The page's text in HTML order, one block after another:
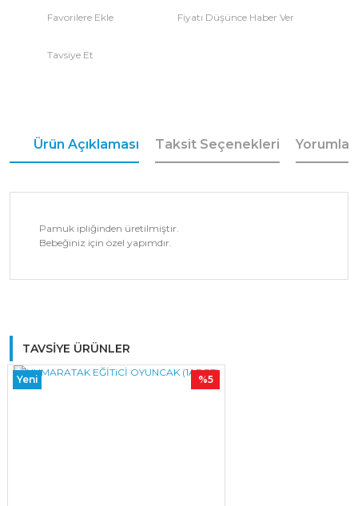
Fiyatı Düşünce Haber Ver
Tavsiye Et
Ürün Açıklaması Taksit Seçenekleri Yorumlar
Pamuk ipliğinden üretilmiştir.
Bebeğiniz için özel yapımdır.
Yorum Yaz
TAVSİYE ÜRÜNLER
%5
Yeni